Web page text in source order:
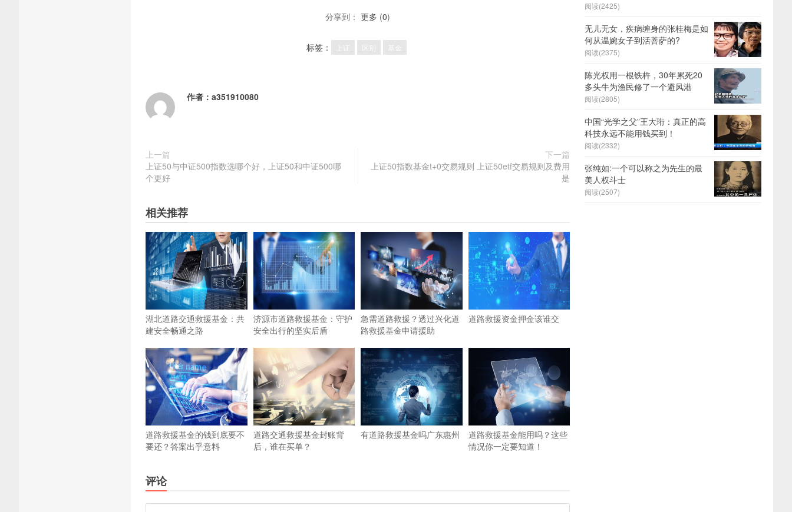
分享到： 更多 (0)
标签： 区别
作者： a351910080
上一篇
上证50与中证500指数选哪个好，上证50和中证500哪
个更好
下一篇
上证50指数基金t+0交易规则 上证50etf交易规则及费用
是
相关推荐
湖北道路交通救援基金：共
建安全畅通之路
济源市道路救援基金：守护
安全出行的坚实后盾
急需道路救援？透过兴化道
路救援基金申请援助
道路救援资金押金该谁交
道路救援基金的钱到底要不
要还？答案出乎意料
道路交通救援基金封账背
后，谁在买单？
有道路救援基金吗广东惠州
道路救援基金能用吗？这些
情况你一定要知道！
评论
阅读(2425)
无儿无女，疾病缠身的张桂梅是如
何从温婉女子到活菩萨的?
阅读(2375)
陈光权用一根铁杵，30年累死20
多头牛为渔民修了一个避风港
阅读(2805)
中国“光学之父”王大珩：真正的高
科技永远不能用钱买到！
阅读(2332)
张纯如:一个可以称之为先生的最
美人权斗士
阅读(2507)